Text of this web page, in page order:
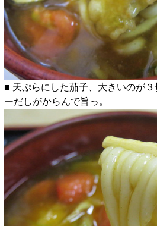
■ 天ぷらにした茄子、大きいのが
ーだしがからんで旨っ。